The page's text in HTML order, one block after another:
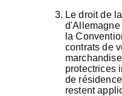
Le droit de
la
contrats de
protectrices
de
restent